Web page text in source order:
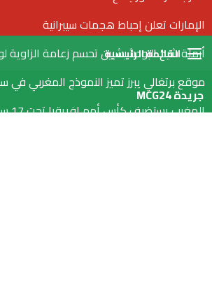
الإمارات تعلن إحباط هجمات سيبرانية
أرملة شيخ البودشيشيين تحسم زعامة الزاوية
موقع برتغالي يبرز تميز النموذج المغربي في
المغرب يستضيف كأس أمم إفريقيا تحت 17 سنة
القائمة
جريدة MCG24